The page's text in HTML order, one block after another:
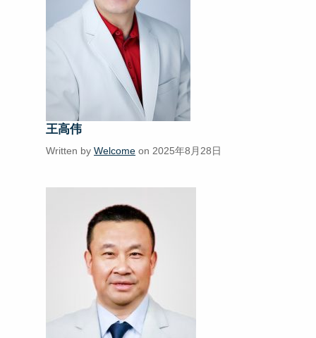
王高伟
Written by Welcome on 2025年8月28日